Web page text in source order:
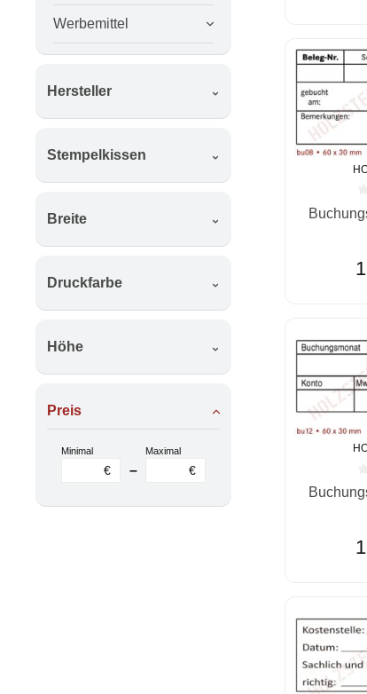
Werbemittel
Hersteller
Stempelkissen
Breite
Druckfarbe
Höhe
Preis
Minimal
€ –
Maximal
€